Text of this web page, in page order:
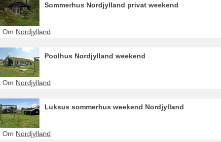
Sommerhus Nordjylland privat weekend
Om Nordjylland
Poolhus Nordjylland weekend
Om Nordjylland
Luksus sommerhus weekend Nordjylland
Om Nordjylland